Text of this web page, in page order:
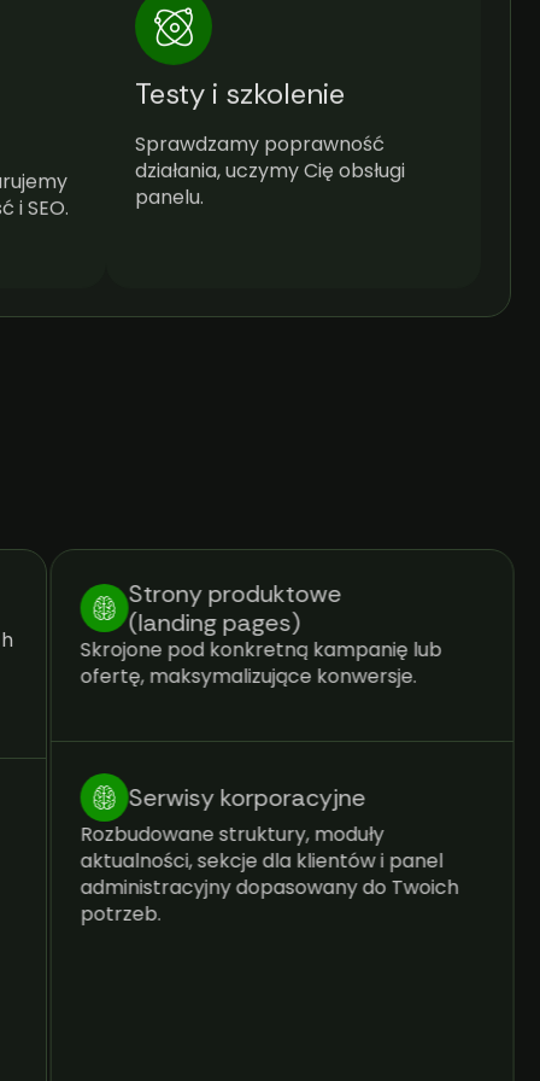
i SEO.
Testy i szkolenie
Sprawdzamy poprawność
działania, uczymy Cię obsługi
panelu.
Strony produktowe
(landing pages)
Skrojone pod konkretną kampanię lub
ofertę, maksymalizujące konwersje.
Serwisy korporacyjne
Rozbudowane struktury, moduły
aktualności, sekcje dla klientów i panel
administracyjny dopasowany do Twoich
potrzeb.